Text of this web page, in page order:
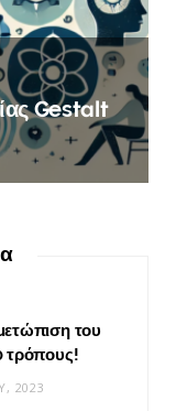
Gestalt
του
τρόπους!
2023